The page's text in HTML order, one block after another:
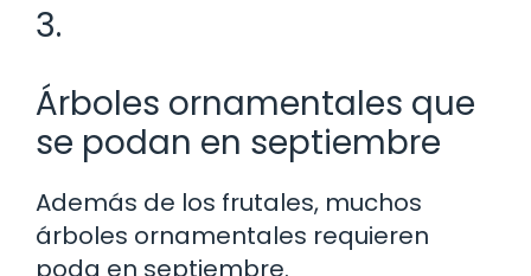
3.
Árboles ornamentales que
se podan en septiembre
Además de los frutales, muchos
árboles ornamentales requieren
poda en septiembre.